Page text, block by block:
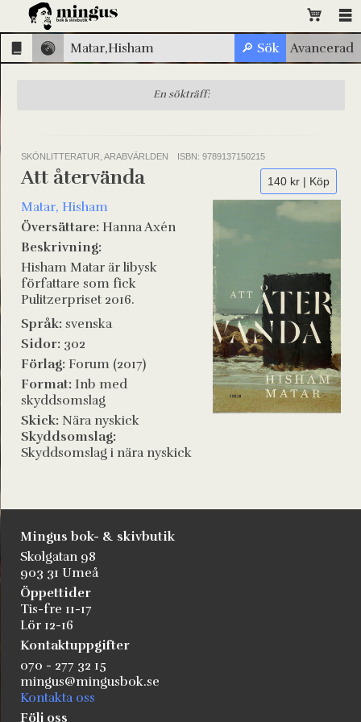
En sökträff:
SKÖNLITTERATUR, ARABVÄRLDEN ISBN: 9789137150215
140 kr | Köp
Att återvända
Matar, Hisham
Översättare: Hanna Axén
Beskrivning:
Hisham Matar är libysk
författare som fick
Pulitzerpriset 2016.
Språk: svenska
Sidor: 302
Förlag: Forum (2017)
Format: Inb med
skyddsomslag
Skick: Nära nyskick
Skyddsomslag:
Skyddsomslag i nära nyskick
Mingus bok- & skivbutik
Skolgatan 98
903 31 Umeå
Öppettider
Tis-fre 11-17
Lör 12-16
Kontaktuppgifter
070 - 277 32 15
mingus@mingusbok.se
Kontakta oss
Följ oss